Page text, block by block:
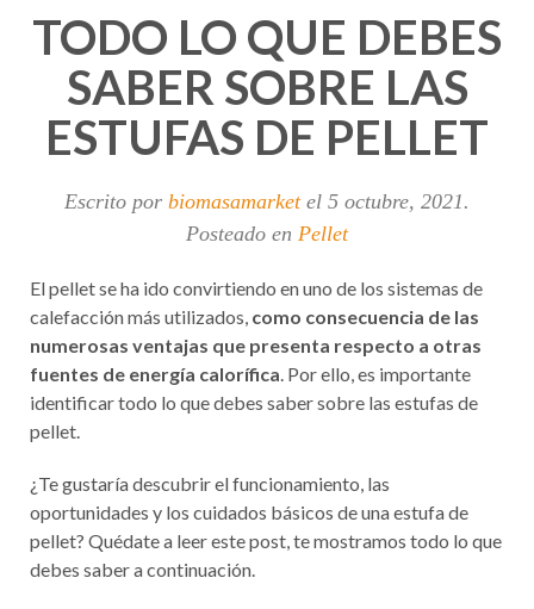
TODO LO QUE DEBES
SABER SOBRE LAS
ESTUFAS DE PELLET
Escrito por biomasamarketel 5 octubre, 2021.
Posteado en Pellet
El pellet se ha ido convirtiendo en uno de los sistemas de
calefacción más utilizados, como consecuencia de las
numerosas ventajas que presenta respecto a otras
fuentes de energía calorífica. Por ello, es importante
identificar todo lo que debes saber sobre las estufas de
pellet.
¿Te gustaría descubrir el funcionamiento, las
oportunidades y los cuidados básicos de una estufa de
pellet? Quédate a leer este post, te mostramos todo lo que
debes saber a continuación.